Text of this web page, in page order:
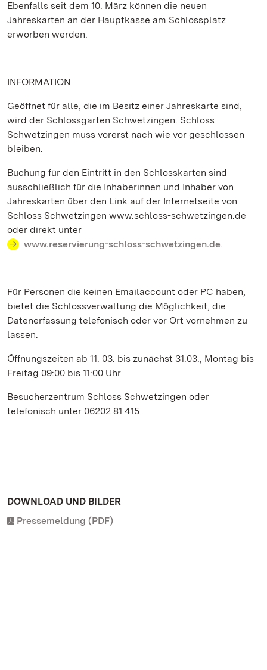
Ebenfalls seit dem 10. März können die neuen
Jahreskarten an der Hauptkasse am Schlossplatz
erworben werden.
INFORMATION
Geöffnet für alle, die im Besitz einer Jahreskarte sind,
wird der Schlossgarten Schwetzingen. Schloss
Schwetzingen muss vorerst nach wie vor geschlossen
bleiben.
Buchung für den Eintritt in den Schlosskarten sind
ausschließlich für die Inhaberinnen und Inhaber von
Jahreskarten über den Link auf der Internetseite von
Schloss Schwetzingen www.schloss-schwetzingen.de
oder direkt unter
www.reservierung-schloss-schwetzingen.de.
Für Personen die keinen Emailaccount oder PC haben,
bietet die Schlossverwaltung die Möglichkeit, die
Datenerfassung telefonisch oder vor Ort vornehmen zu
lassen.
Öffnungszeiten ab 11. 03. bis zunächst 31.03., Montag bis
Freitag 09:00 bis 11:00 Uhr
Besucherzentrum Schloss Schwetzingen oder
telefonisch unter 06202 81 415
DOWNLOAD UND BILDER
Pressemeldung (PDF)